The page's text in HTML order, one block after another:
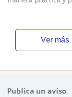
ver más
Publica un aviso